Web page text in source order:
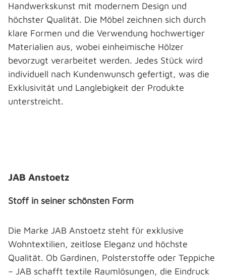
Handwerkskunst mit modernem Design und
höchster Qualität. Die Möbel zeichnen sich durch
klare Formen und die Verwendung hochwertiger
Materialien aus, wobei einheimische Hölzer
bevorzugt verarbeitet werden. Jedes Stück wird
individuell nach Kundenwunsch gefertigt, was die
Exklusivität und Langlebigkeit der Produkte
unterstreicht.
JAB Anstoetz
Stoff in seiner schönsten Form
Die Marke JAB Anstoetz steht für exklusive
Wohntextilien, zeitlose Eleganz und höchste
Qualität. Ob Gardinen, Polsterstoffe oder Teppiche
– JAB schafft textile Raumlösungen, die Eindruck